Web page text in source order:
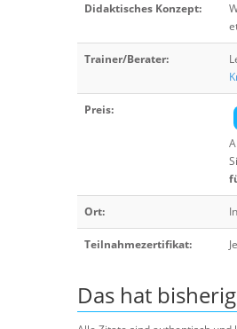
Didaktisches Konzept:
Trainer/Berater:
Preis:
Ort:
Teilnahmezertifikat:
Das hat